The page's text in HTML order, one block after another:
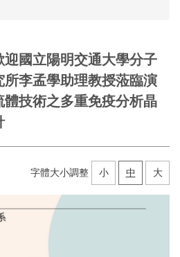
國立陽明交通大學分子
李孟學助理教授蒞臨演
技術之多重免疫分析晶
字體大小調整 小 中 大